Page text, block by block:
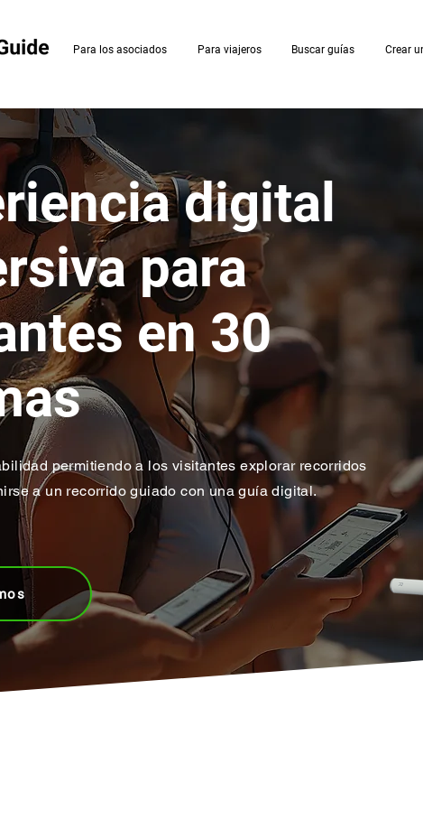
Para los asociados Para viajeros Buscar guías Crear
digital
para
en 30
permitiendo a los visitantes explorar recorridos
a un recorrido guiado con una guía digital.